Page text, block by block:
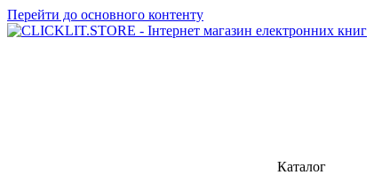
Перейти до основного контенту
Каталог